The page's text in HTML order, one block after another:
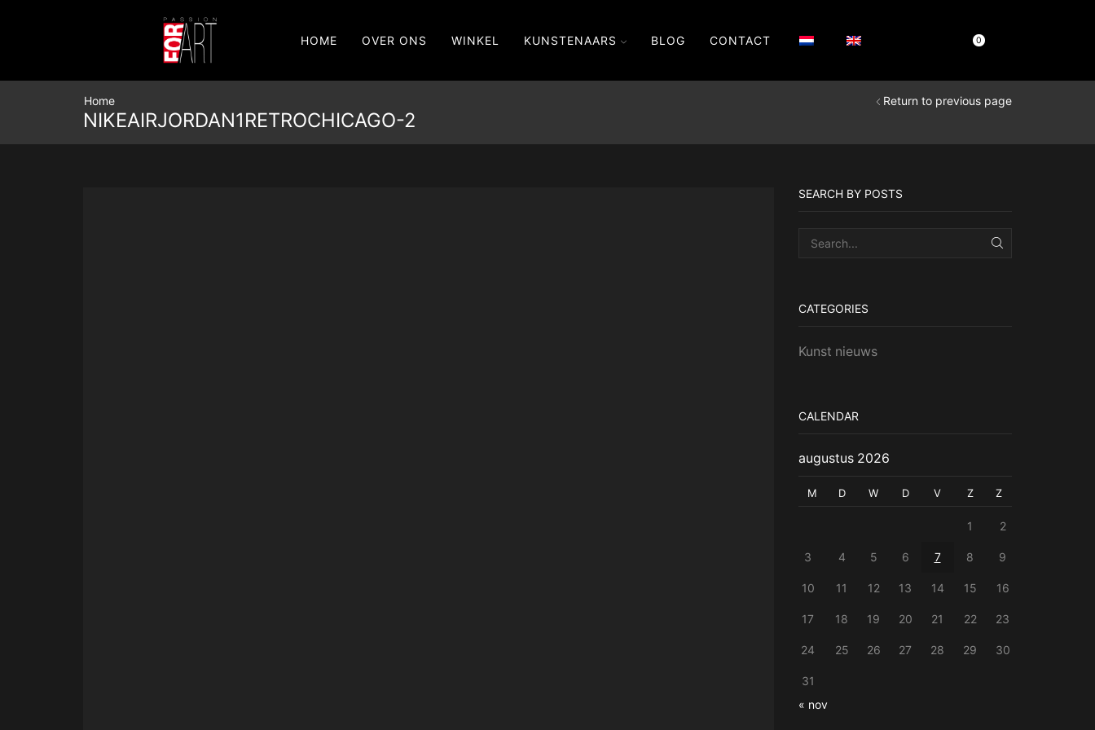
HOME OVER ONS WINKEL KUNSTENAARS BLOG CONTACT 0
Return to previous page
Home
NIKEAIRJORDAN1RETROCHICAGO-2
SEARCH BY POSTS
SEARCH
CATEGORIES
Kunst nieuws
CALENDAR
augustus 2026
M D W D V Z Z
1 2
3 4 5 6 7 8 9
10 11 12 13 14 15 16
17 18 19 20 21 22 23
24 25 26 27 28 29 30
31
« nov